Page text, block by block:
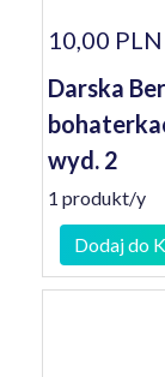
10,00 PLN
Darska
wyd. 2
1 produkt/y
Dodaj do